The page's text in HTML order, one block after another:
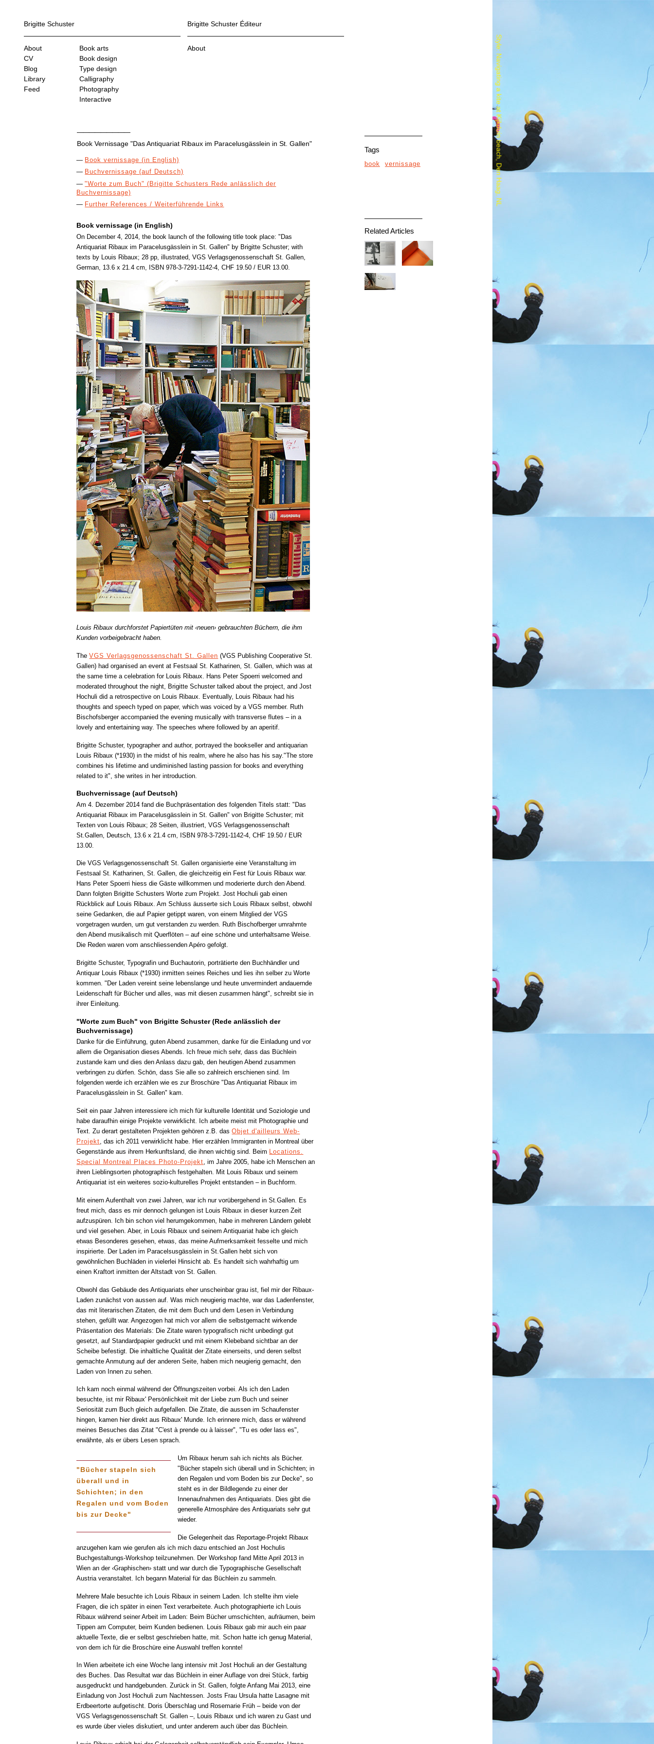
Brigitte Schuster
About
CV
Blog
Library
Feed
Book arts
Book design
Type design
Calligraphy
Photography
Interactive
Brigitte Schuster Éditeur
About
Book Vernissage "Das Antiquariat Ribaux im Paracelusgässlein in St. Gallen"
Book vernissage (in English)
Buchvernissage (auf Deutsch)
"Worte zum Buch" (Brigitte Schusters Rede anlässlich der
Buchvernissage)
Further References / Weiterführende Links
Book vernissage (in English)
On December 4, 2014, the book launch of the following title took place: "Das
Antiquariat Ribaux im Paracelusgässlein in St. Gallen" by Brigitte Schuster; with
texts by Louis Ribaux; 28 pp, illustrated, VGS Verlagsgenossenschaft St. Gallen,
German, 13.6 x 21.4 cm, ISBN 978-3-7291-1142-4, CHF 19.50 / EUR 13.00.
Louis Ribaux durchforstet Papiertüten mit ‹neuen› gebrauchten Büchern, die ihm
Kunden vorbeigebracht haben.
TheVGS Verlagsgenossenschaft St. Gallen (VGS Publishing Cooperative St.
Gallen) had organised an event at Festsaal St. Katharinen, St. Gallen, which was at
the same time a celebration for Louis Ribaux. Hans Peter Spoerri welcomed and
moderated throughout the night, Brigitte Schuster talked about the project, and Jost
Hochuli did a retrospective on Louis Ribaux. Eventually, Louis Ribaux had his
thoughts and speech typed on paper, which was voiced by a VGS member. Ruth
Bischofsberger accompanied the evening musically with transverse flutes – in a
lovely and entertaining way. The speeches where followed by an aperitif.
Brigitte Schuster, typographer and author, portrayed the bookseller and antiquarian
Louis Ribaux (*1930) in the midst of his realm, where he also has his say."The store
combines his lifetime and undiminished lasting passion for books and everything
related to it", she writes in her introduction.
Buchvernissage (auf Deutsch)
Am 4. Dezember 2014 fand die Buchpräsentation des folgenden Titels statt: "Das
Antiquariat Ribaux im Paracelusgässlein in St. Gallen" von Brigitte Schuster; mit
Texten von Louis Ribaux; 28 Seiten, illustriert, VGS Verlagsgenossenschaft
St.Gallen, Deutsch, 13.6 x 21.4 cm, ISBN 978-3-7291-1142-4, CHF 19.50 / EUR
13.00.
Die VGS Verlagsgenossenschaft St. Gallen organisierte eine Veranstaltung im
Festsaal St. Katharinen, St. Gallen, die gleichzeitig ein Fest für Louis Ribaux war.
Hans Peter Spoerri hiess die Gäste willkommen und moderierte durch den Abend.
Dann folgten Brigitte Schusters Worte zum Projekt. Jost Hochuli gab einen
Rückblick auf Louis Ribaux. Am Schluss äusserte sich Louis Ribaux selbst, obwohl
seine Gedanken, die auf Papier getippt waren, von einem Mitglied der VGS
vorgetragen wurden, um gut verstanden zu werden. Ruth Bischofberger umrahmte
den Abend musikalisch mit Querflöten – auf eine schöne und unterhaltsame Weise.
Die Reden waren vom anschliessenden Apéro gefolgt.
Brigitte Schuster, Typografin und Buchautorin, porträtierte den Buchhändler und
Antiquar Louis Ribaux (*1930) inmitten seines Reiches und lies ihn selber zu Worte
kommen. "Der Laden vereint seine lebenslange und heute unvermindert andauernde
Leidenschaft für Bücher und alles, was mit diesen zusammen hängt", schreibt sie in
ihrer Einleitung.
"Worte zum Buch" von Brigitte Schuster (Rede anlässlich der
Buchvernissage)
Danke für die Einführung, guten Abend zusammen, danke für die Einladung und vor
allem die Organisation dieses Abends. Ich freue mich sehr, dass das Büchlein
zustande kam und dies den Anlass dazu gab, den heutigen Abend zusammen
verbringen zu dürfen. Schön, dass Sie alle so zahlreich erschienen sind. Im
folgenden werde ich erzählen wie es zur Broschüre "Das Antiquariat Ribaux im
Paracelusgässlein in St. Gallen" kam.
Seit ein paar Jahren interessiere ich mich für kulturelle Identität und Soziologie und
habe daraufhin einige Projekte verwirklicht. Ich arbeite meist mit Photographie und
Text. Zu derart gestalteten Projekten gehören z.B. dasObjet d'ailleurs Web-
Projekt, das ich 2011 verwirklicht habe. Hier erzählen Immigranten in Montreal über
Gegenstände aus ihrem Herkunftsland, die ihnen wichtig sind. Beim Locations.
Special Montreal Places Photo-Projekt, im Jahre 2005, habe ich Menschen an
ihren Lieblingsorten photographisch festgehalten. Mit Louis Ribaux und seinem
Antiquariat ist ein weiteres sozio-kulturelles Projekt entstanden – in Buchform.
Mit einem Aufenthalt von zwei Jahren, war ich nur vorübergehend in St.Gallen. Es
freut mich, dass es mir dennoch gelungen ist Louis Ribaux in dieser kurzen Zeit
aufzuspüren. Ich bin schon viel herumgekommen, habe in mehreren Ländern gelebt
und viel gesehen. Aber, in Louis Ribaux und seinem Antiquariat habe ich gleich
etwas Besonderes gesehen, etwas, das meine Aufmerksamkeit fesselte und mich
inspirierte. Der Laden im Paracelsusgässlein in St. Gallen hebt sich von
gewöhnlichen Buchläden in vielerlei Hinsicht ab. Es handelt sich wahrhaftig um
einen Kraftort inmitten der Altstadt von St. Gallen.
Obwohl das Gebäude des Antiquariats eher unscheinbar grau ist, fiel mir der Ribaux-
Laden zunächst von aussen auf. Was mich neugierig machte, war das Ladenfenster,
das mit literarischen Zitaten, die mit dem Buch und dem Lesen in Verbindung
stehen, gefüllt war. Angezogen hat mich vor allem die selbstgemacht wirkende
Präsentation des Materials: Die Zitate waren typografisch nicht unbedingt gut
gesetzt, auf Standardpapier gedruckt und mit einem Klebeband sichtbar an der
Scheibe befestigt. Die inhaltliche Qualität der Zitate einerseits, und deren selbst
gemachte Anmutung auf der anderen Seite, haben mich neugierig gemacht, den
Laden von Innen zu sehen.
Ich kam noch einmal während der Öffnungszeiten vorbei. Als ich den Laden
besuchte, ist mir Ribaux' Persönlichkeit mit der Liebe zum Buch und seiner
Seriosität zum Buch gleich aufgefallen. Die Zitate, die aussen im Schaufenster
hingen, kamen hier direkt aus Ribaux' Munde. Ich erinnere mich, dass er während
meines Besuches das Zitat "C'est à prende ou à laisser", "Tu es oder lass es",
erwähnte, als er übers Lesen sprach.
"Bücher stapeln sich
überall und in
Schichten; in den
Regalen und vom Boden
bis zur Decke"
Um Ribaux herum sah ich nichts als Bücher.
"Bücher stapeln sich überall und in Schichten; in
den Regalen und vom Boden bis zur Decke", so
steht es in der Bildlegende zu einer der
Innenaufnahmen des Antiquariats. Dies gibt die
generelle Atmosphäre des Antiquariats sehr gut
wieder.
Die Gelegenheit das Reportage-Projekt Ribaux
anzugehen kam wie gerufen als ich mich dazu entschied an Jost Hochulis
Buchgestaltungs-Workshop teilzunehmen. Der Workshop fand Mitte April 2013 in
Wien an der ‹Graphischen› statt und war durch die Typographische Gesellschaft
Austria veranstaltet. Ich begann Material für das Büchlein zu sammeln.
Mehrere Male besuchte ich Louis Ribaux in seinem Laden. Ich stellte ihm viele
Fragen, die ich später in einen Text verarbeitete. Auch photographierte ich Louis
Ribaux während seiner Arbeit im Laden: Beim Bücher umschichten, aufräumen, beim
Tippen am Computer, beim Kunden bedienen. Louis Ribaux gab mir auch ein paar
aktuelle Texte, die er selbst geschrieben hatte, mit. Schon hatte ich genug Material,
von dem ich für die Broschüre eine Auswahl treffen konnte!
In Wien arbeitete ich eine Woche lang intensiv mit Jost Hochuli an der Gestaltung
des Buches. Das Resultat war das Büchlein in einer Auflage von drei Stück, farbig
ausgedruckt und handgebunden. Zurück in St. Gallen, folgte Anfang Mai 2013, eine
Einladung von Jost Hochuli zum Nachtessen. Josts Frau Ursula hatte Lasagne mit
Erdbeertorte aufgetischt. Doris Überschlag und Rosemarie Früh – beide von der
VGS Verlagsgenossenschaft St. Gallen –, Louis Ribaux und ich waren zu Gast und
es wurde über vieles diskutiert, und unter anderem auch über das Büchlein.
Tags
book vernissage
Related Articles